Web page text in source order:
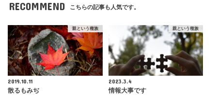
RECOMMEND こちらの記事も人気です。
親という種族
2019.10.11
散るもみぢ
親という種族
2023.3.4
情報大事です